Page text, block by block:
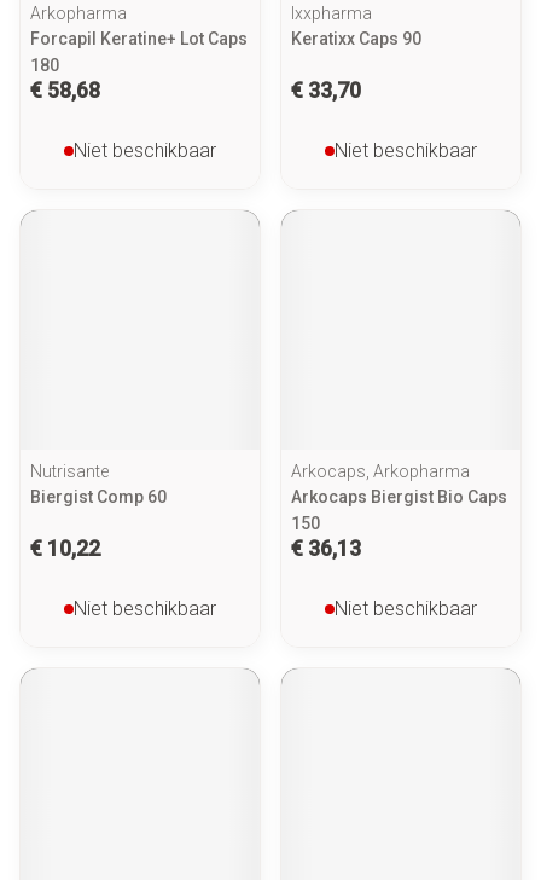
Arkopharma
Forcapil Keratine+ Lot Caps
180
€ 58,68
Niet beschikbaar
Ixxpharma
Keratixx Caps 90
€ 33,70
Niet beschikbaar
Nutrisante
Biergist Comp 60
€ 10,22
Niet beschikbaar
Arkocaps, Arkopharma
Arkocaps Biergist Bio Caps
150
€ 36,13
Niet beschikbaar